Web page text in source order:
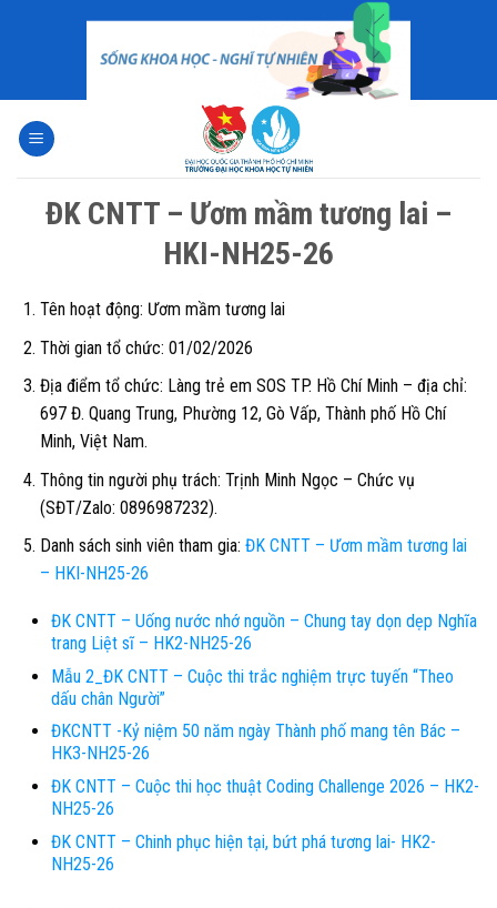
ĐK CNTT – Ươm mầm tương lai –
HKI-NH25-26
Tên hoạt động: Ươm mầm tương lai
Thời gian tổ chức: 01/02/2026
Địa điểm tổ chức: Làng trẻ em SOS TP. Hồ Chí Minh– địa chỉ:
697 Đ. Quang Trung, Phường 12, Gò Vấp, Thành phố Hồ Chí
Minh, Việt Nam.
Thông tin người phụ trách: Trịnh Minh Ngọc – Chức vụ
(SĐT/Zalo: 0896987232).
Danh sách sinh viên tham gia: ĐK CNTT – Ươm mầm tương lai
– HKI-NH25-26
ĐK CNTT – Uống nước nhớ nguồn – Chung tay dọn dẹp Nghĩa
trang Liệt sĩ – HK2-NH25-26
Mẫu 2_ĐK CNTT – Cuộc thi trắc nghiệm trực tuyến “Theo
dấu chân Người”
ĐKCNTT -Kỷ niệm 50 năm ngày Thành phố mang tên Bác –
HK3-NH25-26
ĐK CNTT – Cuộc thi học thuật Coding Challenge 2026 – HK2-
NH25-26
ĐK CNTT – Chinh phục hiện tại, bứt phá tương lai- HK2-
NH25-26